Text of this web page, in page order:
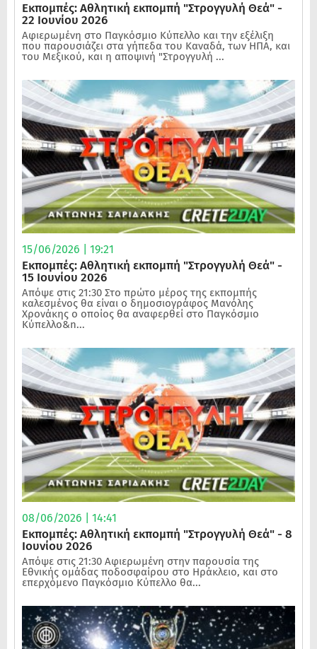
Εκπομπές: Αθλητική εκπομπή "Στρογγυλή Θεά" -
22 Ιουνίου 2026
Αφιερωμένη στο Παγκόσμιο Κύπελλο και την εξέλιξη
που παρουσιάζει στα γήπεδα του Καναδά, των ΗΠΑ, και
του Μεξικού, και η αποψινή "Στρογγυλή ...
15/06/2026 | 19:21
Εκπομπές: Αθλητική εκπομπή "Στρογγυλή Θεά" -
15 Ιουνίου 2026
Απόψε στις 21:30 Στο πρώτο μέρος της εκπομπής
καλεσμένος θα είναι ο δημοσιογράφος Μανόλης
Χρονάκης ο οποίος θα αναφερθεί στο Παγκόσμιο
Κύπελλο&n...
08/06/2026 | 14:41
Εκπομπές: Αθλητική εκπομπή "Στρογγυλή Θεά" - 8
Ιουνίου 2026
Απόψε στις 21:30 Αφιερωμένη στην παρουσία της
Εθνικής ομάδας ποδοσφαίρου στο Ηράκλειο, και στο
επερχόμενο Παγκόσμιο Κύπελλο θα...